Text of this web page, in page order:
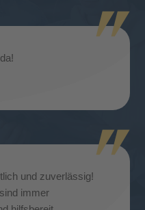
und zuverlässig!
immer